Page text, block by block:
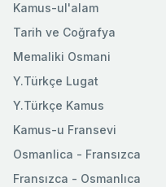
Kamus-ul'alam
Tarih ve Coğrafya
Memaliki Osmani
Y.Türkçe Lugat
Y.Türkçe Kamus
Kamus-u Fransevi
Osmanlica - Fransızca
Fransızca - Osmanlıca